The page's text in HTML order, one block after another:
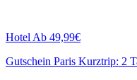
Hotel Ab 49,99€
Gutschein Paris Kurztrip: 2